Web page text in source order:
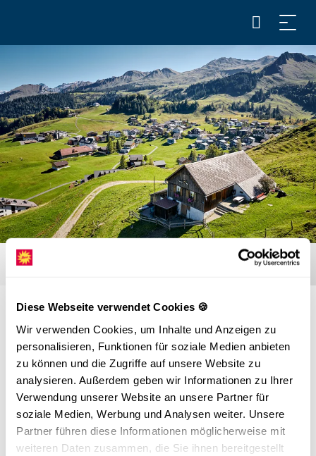
Diese Webseite verwendet Cookies 🍪
Wir verwenden Cookies, um Inhalte und Anzeigen zu
personalisieren, Funktionen für soziale Medien anbieten
zu können und die Zugriffe auf unsere Website zu
analysieren. Außerdem geben wir Informationen zu Ihrer
Verwendung unserer Website an unsere Partner für
soziale Medien, Werbung und Analysen weiter. Unsere
Partner führen diese Informationen möglicherweise mit
weiteren Daten zusammen, die Sie ihnen bereitgestellt
STOOS DORF
Spielerisches Entdecken
Im Bergdorf Stoos gibt es viel zu Erleben.
Von einem gemütlichen Spaziergang über
kulinarische Vielfalt bis zu toller Aussicht. Das